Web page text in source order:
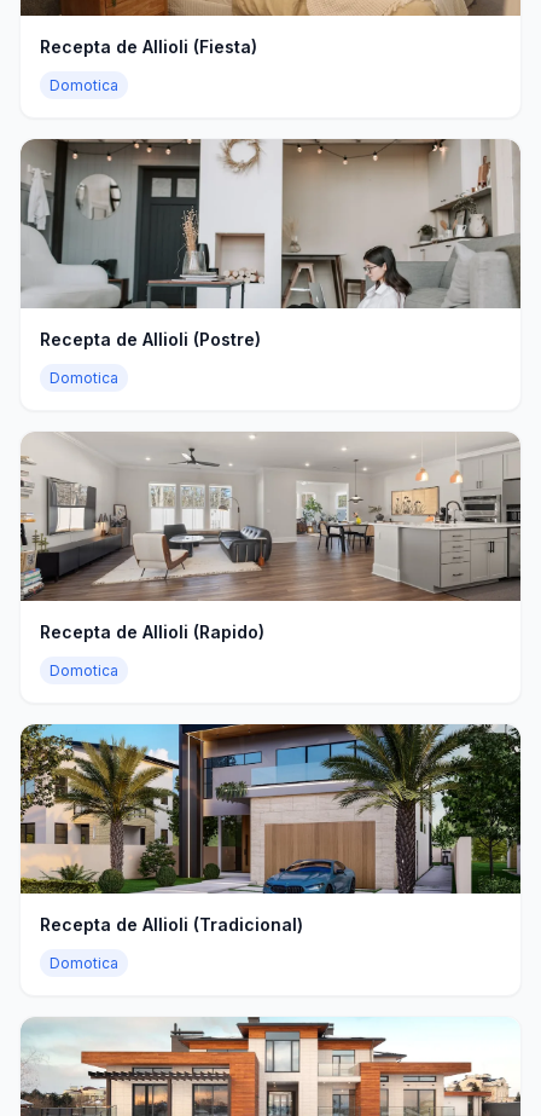
Recepta de Allioli (Fiesta)
Domotica
Recepta de Allioli (Postre)
Domotica
Recepta de Allioli (Rapido)
Domotica
Recepta de Allioli (Tradicional)
Domotica